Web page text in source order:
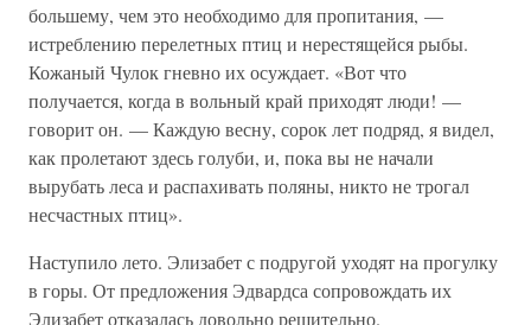
большему, чем это необходимо для пропитания, —
истреблению перелетных птиц и нерестящейся рыбы.
Кожаный Чулок гневно их осуждает. «Вот что
получается, когда в вольный край приходят люди! —
говорит он. — Каждую весну, сорок лет подряд, я видел,
как пролетают здесь голуби, и, пока вы не начали
вырубать леса и распахивать поляны, никто не трогал
несчастных птиц».
Наступило лето. Элизабет с подругой уходят на прогулку
в горы. От предложения Эдвардса сопровождать их
Элизабет отказалась довольно решительно.